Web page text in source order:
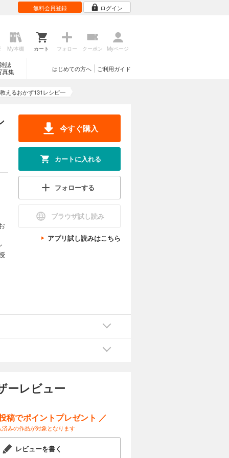
無料会員登録 ログイン
My本棚 カート フォロー クーポン Myページ
誌
真集
ご利用ガイド
はじめての方へ
えるおかず131レシピ―
今すぐ購入
カートに入れる
フォローする
ブラウザ試し読み
アプリ試し読みはこちら
ーレビュー
稿でポイントプレゼント ／
済みの作品が対象となります
レビューを書く